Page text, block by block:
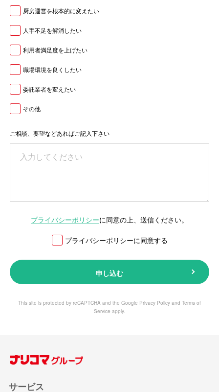
厨房運営を根本的に変えたい
人手不足を解消したい
利用者満足度を上げたい
職場環境を良くしたい
委託業者を変えたい
その他
ご相談、要望などあればご記入下さい
プライバシーポリシーに同意の上、送信ください。
プライバシーポリシーに同意する
申し込む
This site is protected by reCAPTCHA and the Google Privacy Policy and Terms of
Service apply.
サービス